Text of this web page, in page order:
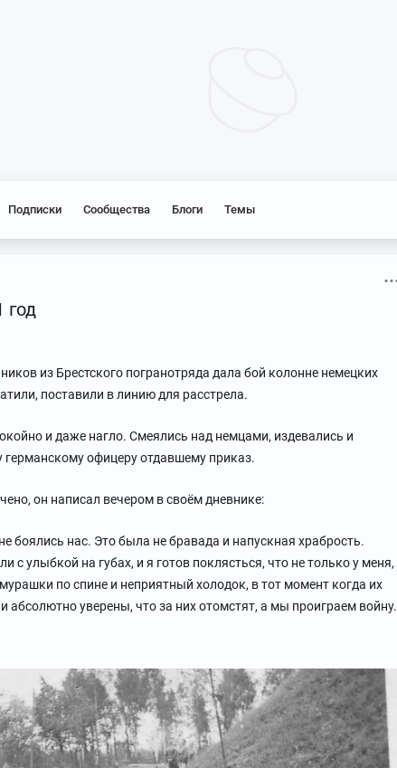
Подписки Сообщества Блоги Темы
год
из Брестского погранотряда дала бой колонне немецких
поставили в линию для расстрела.
и даже нагло. Смеялись над немцами, издевались и
офицеру отдавшему приказ.
он написал вечером в своём дневнике:
боялись нас. Это была не бравада и напускная храбрость.
с улыбкой на губах, и я готов поклясться, что не только у меня,
по спине и неприятный холодок, в тот момент когда их
абсолютно уверены, что за них отомстят, а мы проиграем войну.